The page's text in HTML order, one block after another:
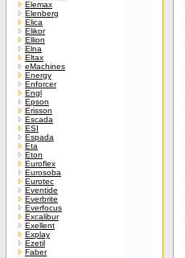
Elemax
Elenberg
Elica
Elikor
Ellion
Elna
Eltax
eMachines
Energy
Enforcer
Engl
Epson
Erisson
Escada
ESI
Espada
Eta
Eton
Euroflex
Eurosoba
Eurotec
Eventide
Everbrite
Everfocus
Excalibur
Exellent
Explay
Ezetil
Faber